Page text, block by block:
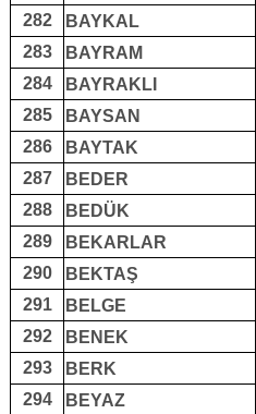
282
BAYKAL
283
BAYRAM
284
BAYRAKLI
285
BAYSAN
286
BAYTAK
287
BEDER
288
BEDÜK
289
BEKARLAR
290
BEKTAŞ
291
BELGE
292
BENEK
293
BERK
294
BEYAZ